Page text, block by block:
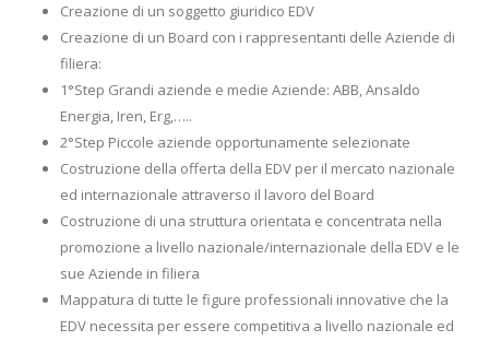
Creazione di un soggetto giuridico EDV
Creazione di un Board con i rappresentanti delle Aziende di
filiera:
1°Step Grandi aziende e medie Aziende: ABB, Ansaldo
Energia, Iren, Erg,…..
2°Step Piccole aziende opportunamente selezionate
Costruzione della offerta della EDV per il mercato nazionale
ed internazionale attraverso il lavoro del Board
Costruzione di una struttura orientata e concentrata nella
promozione a livello nazionale/internazionale della EDV e le
sue Aziende in filiera
Mappatura di tutte le figure professionali innovative che la
EDV necessita per essere competitiva a livello nazionale ed